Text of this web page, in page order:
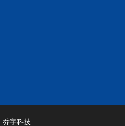
乔宇科技